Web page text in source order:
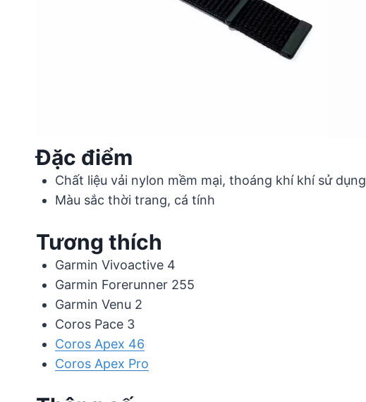
Đặc điểm
Chất liệu vải nylon mềm mại, thoáng khí khí sử dụng
Màu sắc thời trang, cá tính
Tương thích
Garmin Vivoactive 4
Garmin Forerunner 255
Garmin Venu 2
Coros Pace 3
Coros Apex 46
Coros Apex Pro